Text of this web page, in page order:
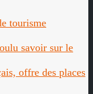
tourisme
savoir sur le
offre des places